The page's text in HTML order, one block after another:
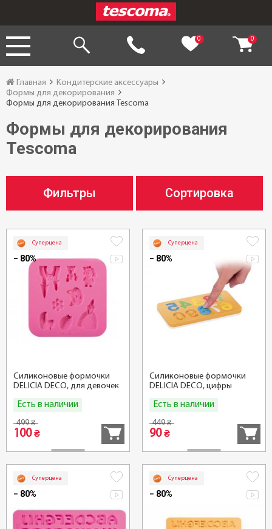
0 0
Главная
Кондитерские аксессуары
Формы для декорирования
Формы для декорирования Tescoma
Формы для декорирования
Tescoma
Фильтры Сортировка
Суперцена
− 80%
Силиконовые формочки
DELICIA DECO, для девочек
Есть в наличии
499₴
100₴
Суперцена
− 80%
Силиконовые формочки
DELICIA DECO, цифры
Есть в наличии
449₴
90₴
Суперцена
− 80%
Суперцена
− 80%